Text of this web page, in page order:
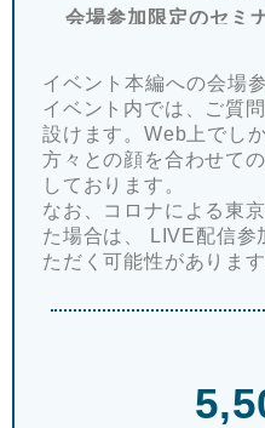
会場参加限定のセミ
イベント本編への会場
イベント内では、ご質
設けます。Web上でし
方々との顔を合わせて
しております。
なお、コロナによる東
た場合は、 LIVE配信参
ただく可能性があります